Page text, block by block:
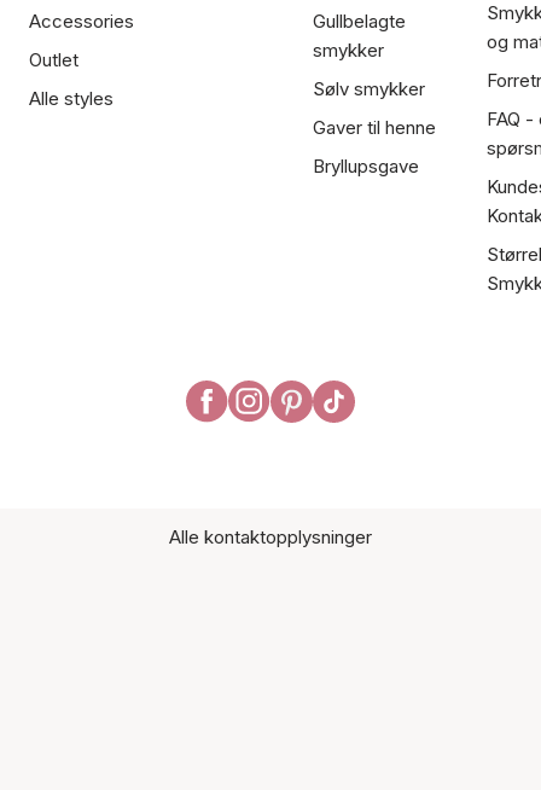
Accessories
Outlet
Alle styles
Gullbelagte
smykker
Sølv smykker
Gaver til henne
Bryllupsgave
og
FAQ
Alle kontaktopplysninger